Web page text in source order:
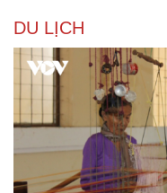
DU LỊCH